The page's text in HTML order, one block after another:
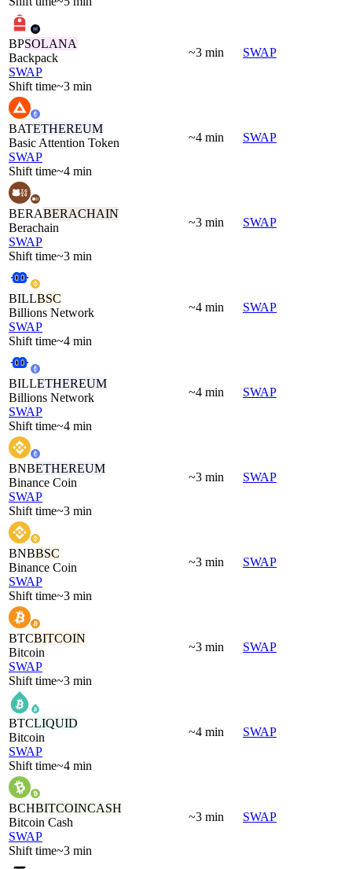
BPSOLANA
Backpack
SWAP
Shift time~3 min
~3 min SWAP
BATETHEREUM
Basic Attention Token
SWAP
Shift time~4 min
~4 min SWAP
BERABERACHAIN
Berachain
SWAP
Shift time~3 min
~3 min SWAP
BILLBSC
Billions Network
SWAP
Shift time~4 min
~4 min SWAP
BILLETHEREUM
Billions Network
SWAP
Shift time~4 min
~4 min SWAP
BNBETHEREUM
Binance Coin
SWAP
Shift time~3 min
~3 min SWAP
BNBBSC
Binance Coin
SWAP
Shift time~3 min
~3 min SWAP
BTCBITCOIN
Bitcoin
SWAP
Shift time~3 min
~3 min SWAP
BTCLIQUID
Bitcoin
SWAP
Shift time~4 min
~4 min SWAP
BCHBITCOINCASH
Bitcoin Cash
SWAP
Shift time~3 min
~3 min SWAP